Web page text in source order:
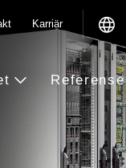
Karriär